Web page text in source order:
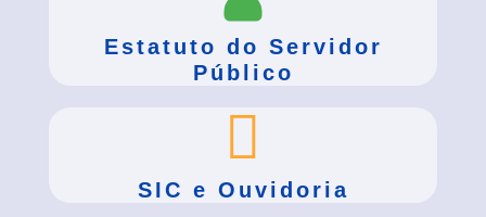
Estatuto do Servidor
Público
SIC e Ouvidoria